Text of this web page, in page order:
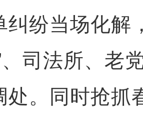
纠纷当场化解
、司法所、老
处。同时抢抓